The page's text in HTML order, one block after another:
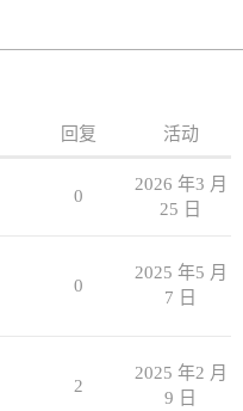
回复 活动
0
2026 年3 月
25 日
0
2025 年5 月
7 日
2
2025 年2 月
9 日